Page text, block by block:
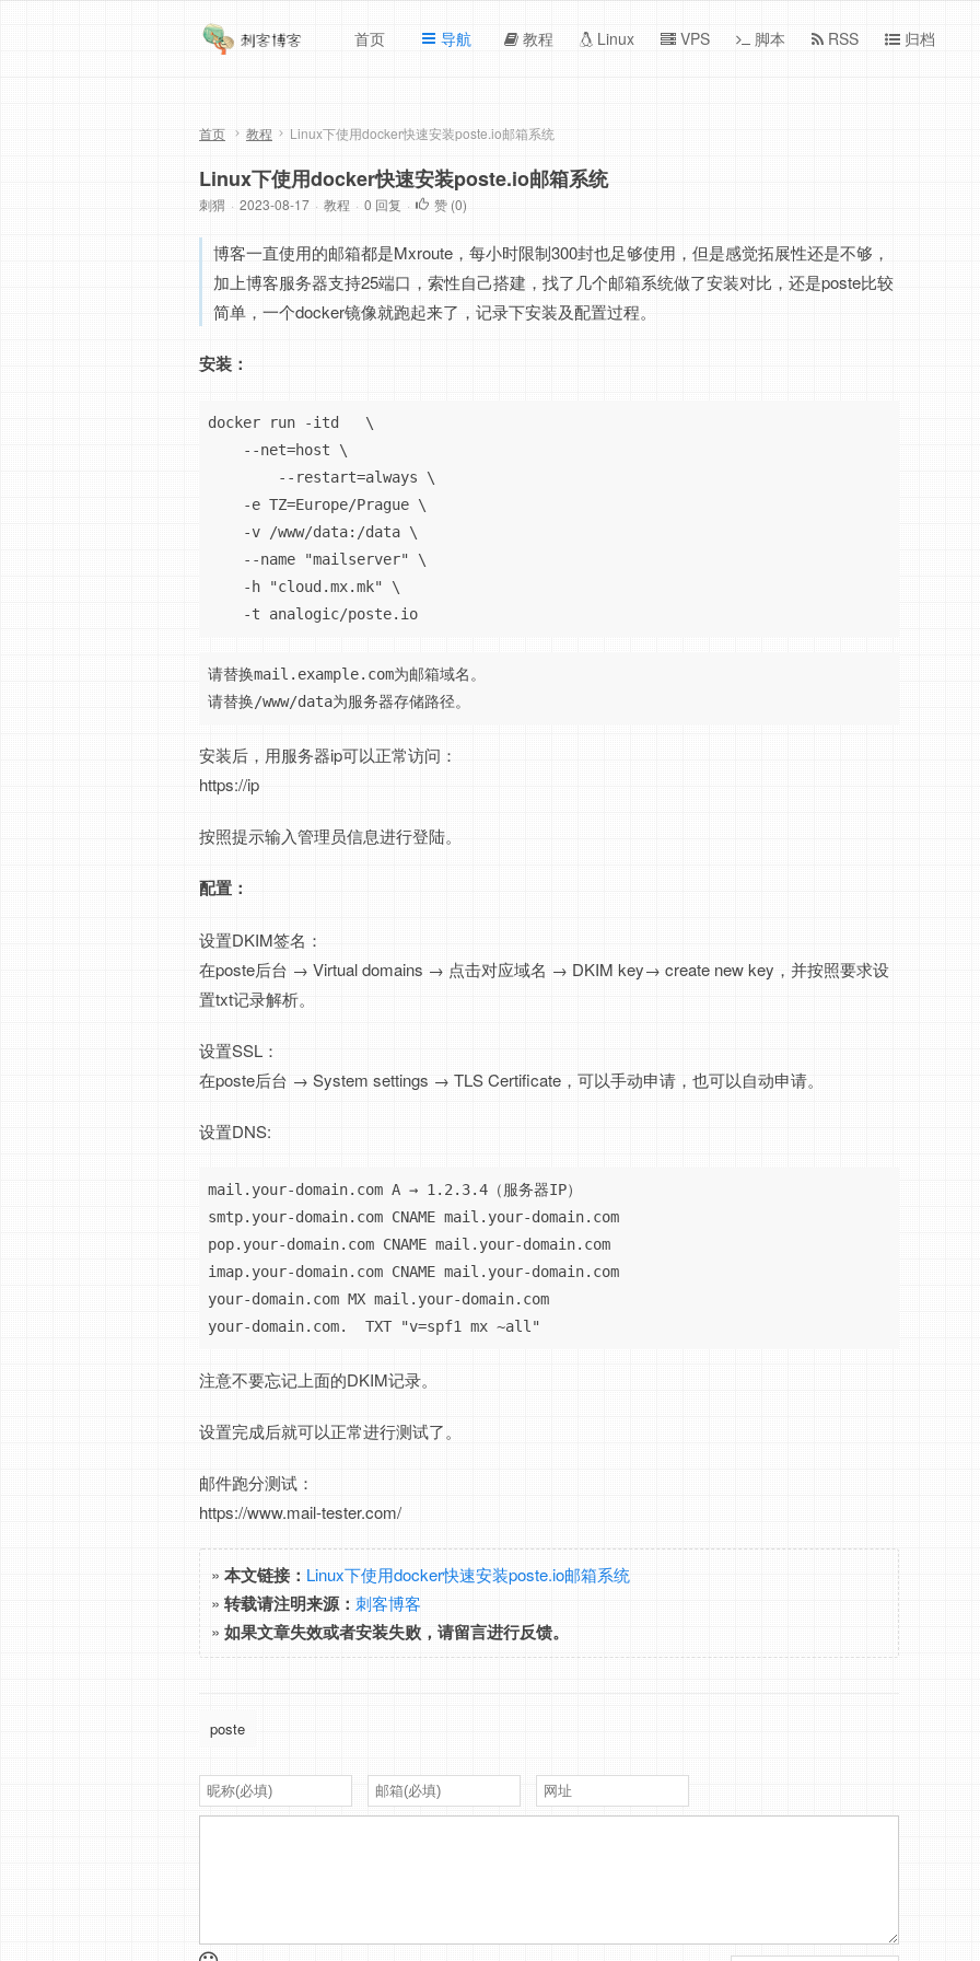
首页 导航 教程 Linux VPS 脚本 RSS 归档
首页 教程 Linux下使用docker快速安装poste.io邮箱系统
Linux下使用docker快速安装poste.io邮箱系统
刺猬 · 2023-08-17 · 教程 · 0 回复 · 赞 (0)
博客一直使用的邮箱都是Mxroute，每小时限制300封也足够使用，但是感觉拓展性还是不够，
加上博客服务器支持25端口，索性自己搭建，找了几个邮箱系统做了安装对比，还是poste比较
简单，一个docker镜像就跑起来了，记录下安装及配置过程。
安装：
docker run -itd   \
    --net=host \
    -e TZ=Europe/Prague \
    -v /www/data:/data \
    --name "mailserver" \
    -h "cloud.mx.mk" \
    -t analogic/poste.io
请替换mail.example.com为邮箱域名。
请替换/www/data为服务器存储路径。
安装后，用服务器ip可以正常访问：
https://ip
按照提示输入管理员信息进行登陆。
配置：
设置DKIM签名：
在poste后台 → Virtual domains → 点击对应域名 → DKIM key→ create new key，并按照要求设
置txt记录解析。
设置SSL：
在poste后台 → System settings → TLS Certificate，可以手动申请，也可以自动申请。
设置DNS:
mail.your-domain.com A → 1.2.3.4（服务器IP）
smtp.your-domain.com CNAME mail.your-domain.com
pop.your-domain.com CNAME mail.your-domain.com
imap.your-domain.com CNAME mail.your-domain.com
your-domain.com MX mail.your-domain.com
your-domain.com.  TXT "v=spf1 mx ~all"
注意不要忘记上面的DKIM记录。
设置完成后就可以正常进行测试了。
邮件跑分测试：
https://www.mail-tester.com/
» 本文链接： Linux下使用docker快速安装poste.io邮箱系统
» 转载请注明来源： 刺客博客
» 如果文章失效或者安装失败，请留言进行反馈。
poste